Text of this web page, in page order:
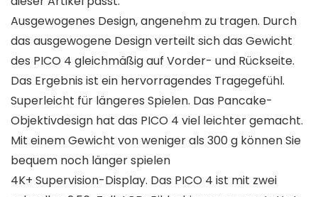
Ausgewogenes Design, angenehm zu tragen. Durch
das ausgewogene Design verteilt sich das Gewicht
des PICO 4 gleichmäßig auf Vorder- und Rückseite.
Das Ergebnis ist ein hervorragendes Tragegefühl.
Superleicht für längeres Spielen. Das Pancake-
Objektivdesign hat das PICO 4 viel leichter gemacht.
Mit einem Gewicht von weniger als 300 g können Sie
bequem noch länger spielen
4K+ Supervision-Display. Das PICO 4 ist mit zwei